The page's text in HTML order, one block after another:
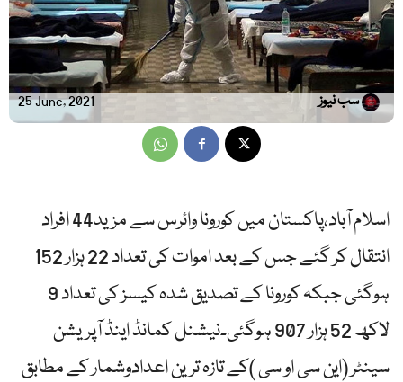
25 June, 2021 سب نیوز
اسلام آباد،پاکستان میں کورونا وائرس سے مزید44 افراد
انتقال کر گئے جس کے بعد اموات کی تعداد 22 ہزار 152
ہوگئی جبکہ کورونا کے تصدیق شدہ کیسز کی تعداد 9
لاکھ 52 ہزار 907 ہوگئی۔نیشنل کمانڈ اینڈ آپریشن
سینٹر (این سی او سی )کے تازہ ترین اعدادوشمار کے مطابق